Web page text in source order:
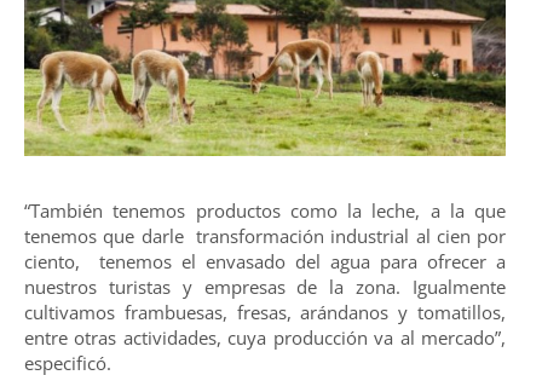
“También tenemos productos como la leche, a la que
tenemos que darle transformación industrial al cien por
ciento, tenemos el envasado del agua para ofrecer a
nuestros turistas y empresas de la zona. Igualmente
cultivamos frambuesas, fresas, arándanos y tomatillos,
entre otras actividades, cuya producción va al mercado”,
especificó.